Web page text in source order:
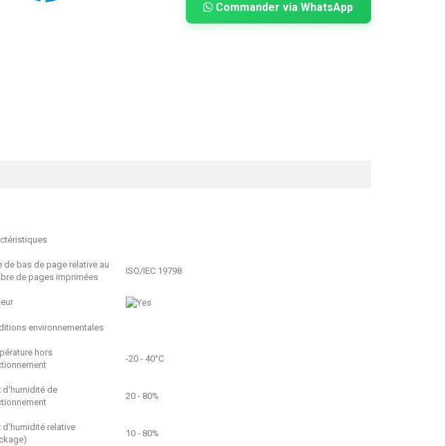
Commander via WhatsApp
de bas de page relative au
de pages imprimées
ISO/IEC 19798
environnementales
hors
-20 - 40°C
d'humidité de
20 - 80%
d'humidité relative
10 - 80%